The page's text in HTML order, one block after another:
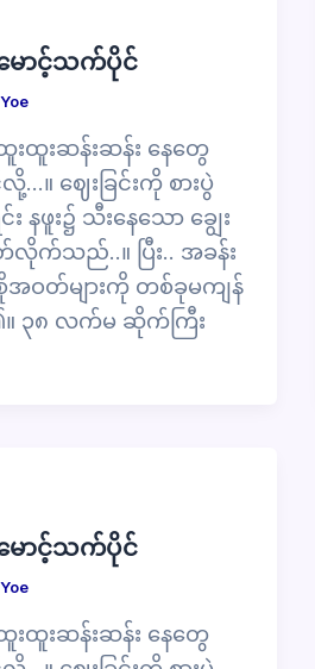
ောင့်သက်ပိုင်
ထူးထူးဆန်းဆန်း နေတွေ
…။ ဈေးခြင်းကို စားပွဲ
နဖူး၌ သီးနေသော ချွေး
လိုက်သည်..။ ပြီး.. အခန်း
အဝတ်များကို တစ်ခုမကျန်
၃၈ လက်မ ဆိုက်ကြီး
ောင့်သက်ပိုင်
ထူးထူးဆန်းဆန်း နေတွေ